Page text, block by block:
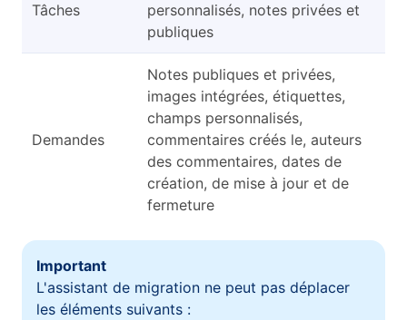
Tâches
personnalisés, notes privées et
publiques
Demandes
Notes publiques et privées,
images intégrées, étiquettes,
champs personnalisés,
commentaires créés le, auteurs
des commentaires, dates de
création, de mise à jour et de
fermeture
Important
L'assistant de migration ne peut pas déplacer
les éléments suivants :